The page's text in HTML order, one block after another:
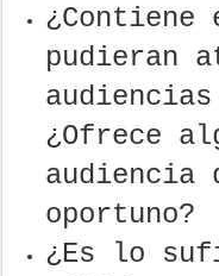
¿Contiene
pudieran
¿Ofrece
audiencia
oportuno?
¿Es lo